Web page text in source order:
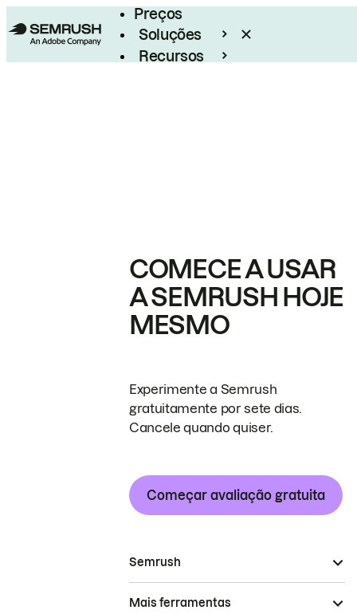
Preços
Soluções
Recursos
COMECE A USAR
A SEMRUSH HOJE
MESMO
Experimente a Semrush
gratuitamente por sete dias.
Cancele quando quiser.
Começar avaliação gratuita
Semrush
Mais ferramentas